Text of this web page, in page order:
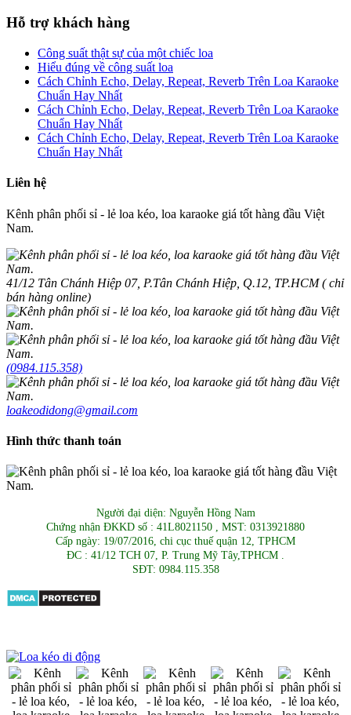
Hỗ trợ khách hàng
Công suất thật sự của một chiếc loa
Hiểu đúng về công suất loa
Cách Chỉnh Echo, Delay, Repeat, Reverb Trên Loa Karaoke
Chuẩn Hay Nhất
Cách Chỉnh Echo, Delay, Repeat, Reverb Trên Loa Karaoke
Chuẩn Hay Nhất
Cách Chỉnh Echo, Delay, Repeat, Reverb Trên Loa Karaoke
Chuẩn Hay Nhất
Liên hệ
Kênh phân phối sỉ - lẻ loa kéo, loa karaoke giá tốt hàng đầu Việt
Nam.
41/12 Tân Chánh Hiệp 07, P.Tân Chánh Hiệp, Q.12, TP.HCM ( chỉ
bán hàng online)
(0984.115.358)
loakeodidong@gmail.com
Hình thức thanh toán
Người đại diện: Nguyễn Hồng Nam
Chứng nhận ĐKKD số : 41L8021150 , MST: 0313921880
Cấp ngày: 19/07/2016, chi cục thuế quận 12, TPHCM
ĐC : 41/12 TCH 07, P. Trung Mỹ Tây,TPHCM .
SĐT: 0984.115.358